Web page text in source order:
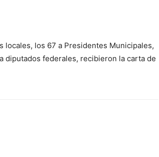
locales, los 67 a Presidentes Municipales,
diputados federales, recibieron la carta de